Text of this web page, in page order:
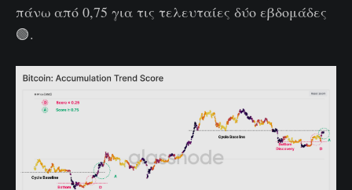
πάνω από 0,75 για τις τελευταίες δύο εβδομάδες
🟢.